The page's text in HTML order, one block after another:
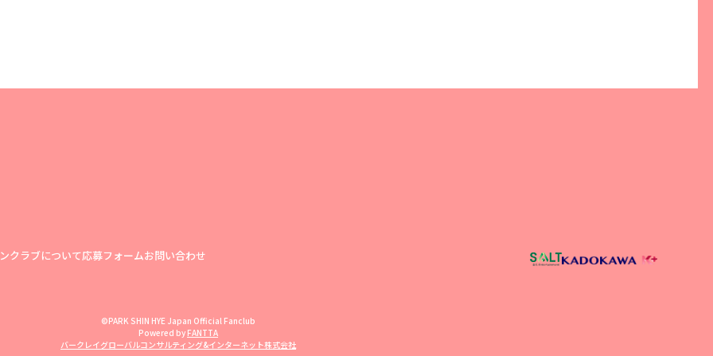
クラブについて応募フォームお問い合わせ
©PARK SHIN HYE Japan Official Fanclub
Powered by FANTTA
バークレイグローバルコンサルティング&インターネット株式会社